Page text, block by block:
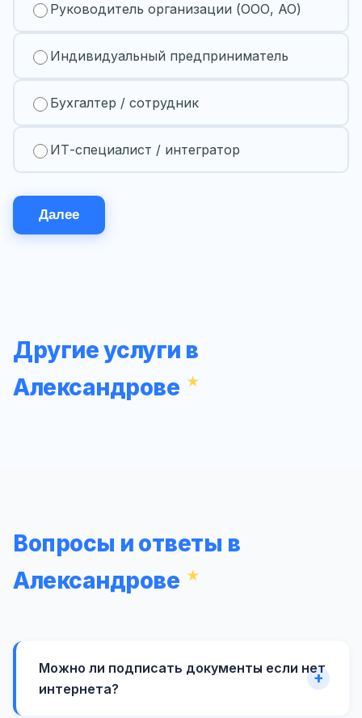
Руководитель организации (ООО, АО)
Индивидуальный предприниматель
Бухгалтер / сотрудник
ИТ-специалист / интегратор
Далее
Другие услуги в
Александрове
Вопросы и ответы в
Александрове
Можно ли подписать документы если нет
интернета?